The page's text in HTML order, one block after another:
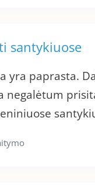
santykiuose
yra paprasta.